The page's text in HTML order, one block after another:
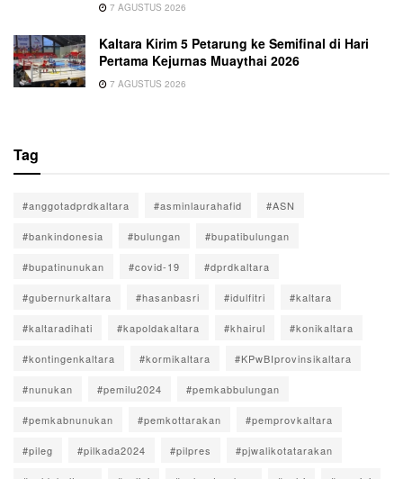
7 AGUSTUS 2026
Kaltara Kirim 5 Petarung ke Semifinal di Hari
Pertama Kejurnas Muaythai 2026
7 AGUSTUS 2026
Tag
#anggotadprdkaltara #asminlaurahafid #ASN
#bankindonesia #bulungan #bupatibulungan
#bupatinunukan #covid-19 #dprdkaltara
#gubernurkaltara #hasanbasri #idulfitri #kaltara
#kaltaradihati #kapoldakaltara #khairul #konikaltara
#kontingenkaltara #kormikaltara #KPwBIprovinsikaltara
#nunukan #pemilu2024 #pemkabbulungan
#pemkabnunukan #pemkottarakan #pemprovkaltara
#pileg #pilkada2024 #pilpres #pjwalikotatarakan